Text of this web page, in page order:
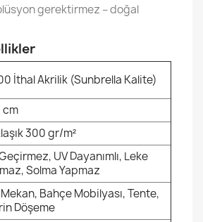
gerektirmez – doğal
İthal Akrilik (Sunbrella Kalite)
cm
300 gr/m²
UV Dayanımlı, Leke
Solma Yapmaz
Mekan, Bahçe Mobilyası, Tente,
Döşeme